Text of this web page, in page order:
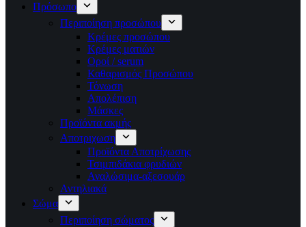
Πρόσωπο
Περιποίηση προσώπου
Κρέμες προσώπου
Κρέμες ματιών
Οροί / serum
Καθαρισμός Προσώπου
Τόνωση
Απολέπιση
Μάσκες
Προϊόντα ακμής
Αποτριχωση
Προϊόντα Αποτρίχωσης
Τσιμπιδάκια φρυδιών
Αναλώσιμα-αξεσουάρ
Αντηλιακά
Σώμα
Περιποίηση σώματος